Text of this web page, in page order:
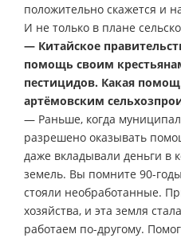
положительно скажется и
И не только в плане
— Китайское
помощь своим
пестицидов. Какая
артёмовским
— Раньше, когда
разрешено оказывать
даже вкладывали деньги в
земель. Вы помните 90-
стояли необработанные.
хозяйства, и эта земля
работаем по-другому.